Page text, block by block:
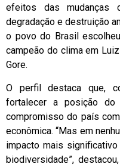
efeitos das mudanças
degradação e destruição
o povo do Brasil
campeão do clima em
Gore.
O perfil destaca que,
fortalecer a posição do
compromisso do país
econômica. “Mas em
impacto mais
biodiversidade”,